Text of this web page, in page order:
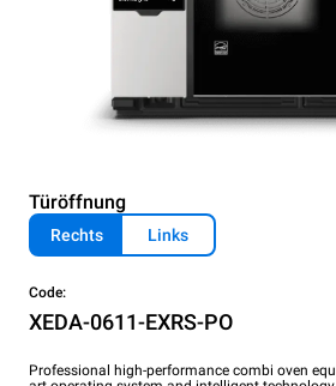
Türöffnung
Rechts Links
Code:
XEDA-0611-EXRS-PO
Professional high-performance combi oven